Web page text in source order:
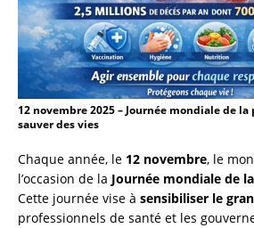
12 novembre 2025 – Journée mondiale de
sauver des vies
Chaque année, le 12 novembre, le
l’occasion de la Journée mondiale de
Cette journée vise à sensibiliser le
professionnels de santé et les